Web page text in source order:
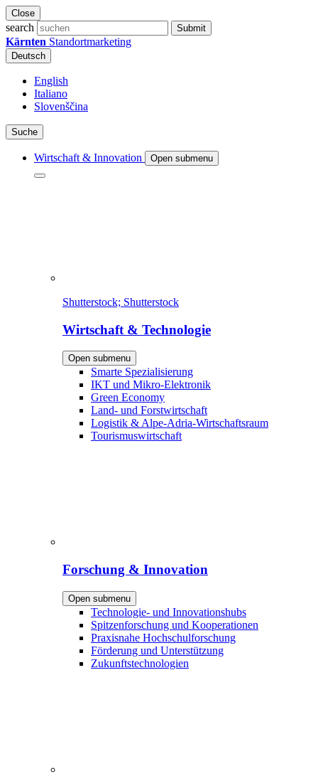
Close
search Submit
Kärnten Standortmarketing
Deutsch
English
Italiano
Slovenščina
Suche
Wirtschaft & Innovation Open submenu
Shutterstock; Shutterstock
Wirtschaft & Technologie
Open submenu
Smarte Spezialisierung
IKT und Mikro-Elektronik
Green Economy
Land- und Forstwirtschaft
Logistik & Alpe-Adria-Wirtschaftsraum
Tourismuswirtschaft
Forschung & Innovation
Open submenu
Technologie- und Innovationshubs
Spitzenforschung und Kooperationen
Praxisnahe Hochschulforschung
Förderung und Unterstützung
Zukunftstechnologien